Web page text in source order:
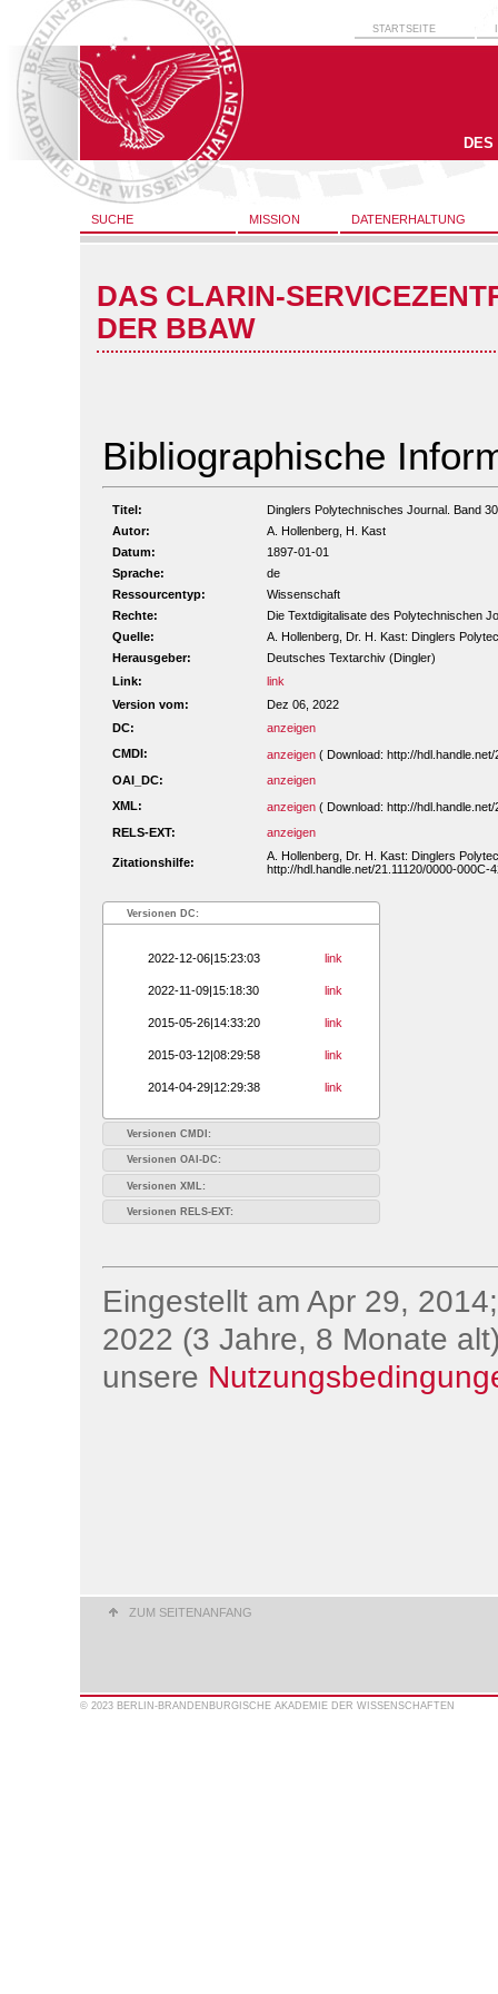
STARTSEITE
SUCHE MISSION DATENERHALTUNG
DAS CLARIN-
DER BBAW
Bibliographische
Titel:
Dinglers Polytechnisches Journal. Band
Autor:
A. Hollenberg, H. Kast
Datum:
1897-01-01
Sprache:
de
Ressourcentyp:
Wissenschaft
Rechte:
Die Textdigitalisate des Polytechnischen
Quelle:
A. Hollenberg, Dr. H. Kast: Dinglers
Herausgeber:
Deutsches Textarchiv (Dingler)
Link:
link
Version vom:
Dez 06, 2022
DC:
anzeigen
CMDI:
anzeigen ( Download: http://
OAI_DC:
anzeigen
XML:
anzeigen ( Download: http://
RELS-EXT:
anzeigen
Zitationshilfe:
A. Hollenberg, Dr. H. Kast: Dinglers
http://hdl.handle.net/21.11120/0000-000C-
Versionen DC:
2022-12-06|15:23:03 link
2022-11-09|15:18:30 link
2015-05-26|14:33:20 link
2015-03-12|08:29:58 link
2014-04-29|12:29:38 link
Versionen CMDI:
Versionen OAI-DC:
Versionen XML:
Versionen RELS-EXT:
Eingestellt am Apr 29,
2022 (3 Jahre, 8 Monate
unsere
ZUM SEITENANFANG
© 2023 BERLIN-BRANDENBURGISCHE AKADEMIE DER WISSENSCHAFTEN